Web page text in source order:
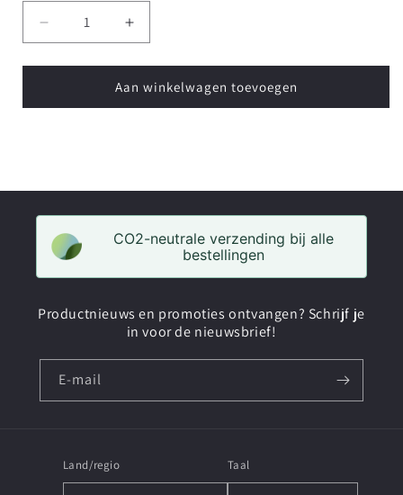
Aantal
verlagen
voor
Toyota
Aantal
verhogen
voor
Originele
Toyota
Aan winkelwagen toevoegen
CO2-neutrale verzending bij alle
bestellingen
Productnieuws en promoties ontvangen? Schrijf je
in voor de nieuwsbrief!
E‑mail
Land/regio Taal